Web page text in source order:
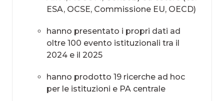
ESA, OCSE, Commissione EU, OECD)​
hanno presentato i propri dati ad
oltre 100 evento istituzionali tra il
2024 e il 2025
hanno prodotto 19 ricerche ad hoc
per le istituzioni e PA centrale